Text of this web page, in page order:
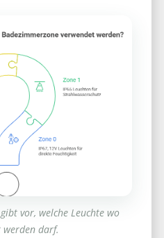
vor, welche Leuchte wo
werden darf.